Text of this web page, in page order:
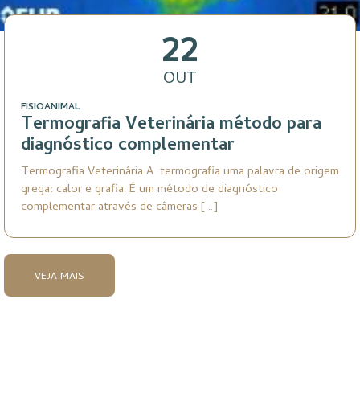
22
OUT
FISIOANIMAL
Termografia Veterinária método para
diagnóstico complementar
Termografia Veterinária A termografia uma palavra de origem
grega: calor e grafia. É um método de diagnóstico
complementar através de câmeras […]
VEJA MAIS